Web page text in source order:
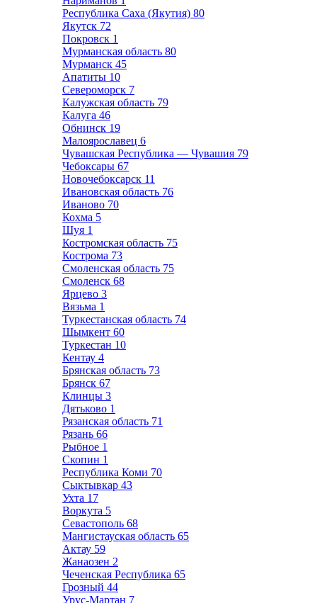
Республика Саха (Якутия) 80
Якутск 72
Покровск 1
Мурманская область 80
Мурманск 45
Апатиты 10
Североморск 7
Калужская область 79
Калуга 46
Обнинск 19
Малоярославец 6
Чувашская Республика — Чувашия 79
Чебоксары 67
Новочебоксарск 11
Ивановская область 76
Иваново 70
Кохма 5
Шуя 1
Костромская область 75
Кострома 73
Смоленская область 75
Смоленск 68
Ярцево 3
Вязьма 1
Туркестанская область 74
Шымкент 60
Туркестан 10
Кентау 4
Брянская область 73
Брянск 67
Клинцы 3
Дятьково 1
Рязанская область 71
Рязань 66
Рыбное 1
Скопин 1
Республика Коми 70
Сыктывкар 43
Ухта 17
Воркута 5
Севастополь 68
Мангистауская область 65
Актау 59
Жанаозен 2
Чеченская Республика 65
Грозный 44
Урус-Мартан 7